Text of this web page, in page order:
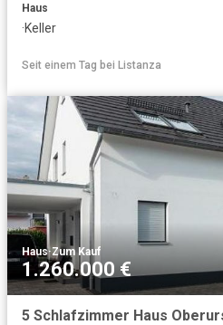
Haus
·Keller
Seit einem Tag bei Listanza
Haus·Zum Kauf
1.260.000 €